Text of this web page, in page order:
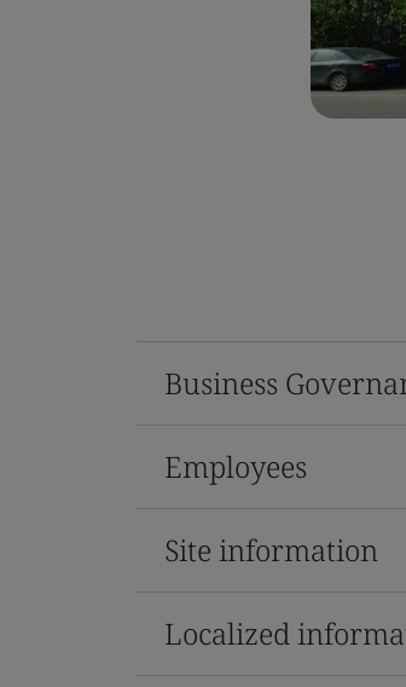
Business
Employees
Site information
Localized